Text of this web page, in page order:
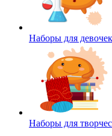
Наборы для девочек
Наборы для